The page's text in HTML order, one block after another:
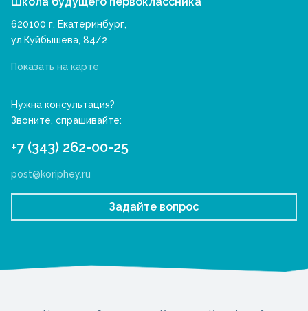
620100 г. Екатеринбург,
ул.Куйбышева, 84/2
Показать на карте
Нужна консультация?
Звоните, спрашивайте:
+7 (343) 262-00-25
post@koriphey.ru
Задайте вопрос